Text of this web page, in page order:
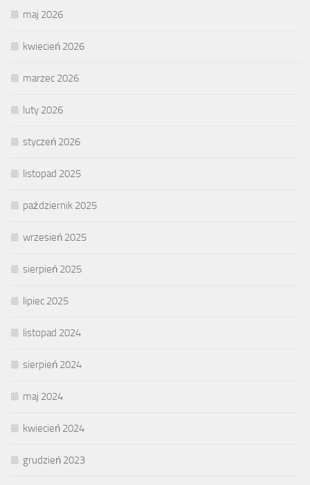
maj 2026
kwiecień 2026
marzec 2026
luty 2026
styczeń 2026
listopad 2025
październik 2025
wrzesień 2025
sierpień 2025
lipiec 2025
listopad 2024
sierpień 2024
maj 2024
kwiecień 2024
grudzień 2023